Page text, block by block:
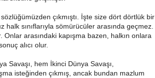
çıkmıştı. İşte size dört dörtlük bir
halk sınıflarıyla sömürücüler arasında geçmez.
Onlar arasındaki kapışma bazen, halkın onlara
alıcı olur.
Savaşı, hem İkinci Dünya Savaşı,
isteğinden çıkmış, ancak bundan mazlum